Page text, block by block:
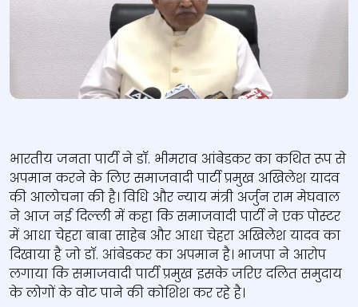
भारतीय जनता पार्टी ने डॉ. भीमराव आंबेडकर का कथित रूप से
अपमान करने के लिए समाजवादी पार्टी प्रमुख अखिलेश यादव
की आलोचना की है। विधि और न्‍याय मंत्री अर्जुन राम मेघवाल
ने आज नई दिल्‍ली में कहा कि समाजवादी पार्टी ने एक पोस्‍टर
में आधा चेहरा बाबा साहेब और आधा चेहरा अखिलेश यादव का
दिखाया है जो डॉ. आंबेडकर का अपमान है। भाजपा ने आरोप
लगाया कि समाजवादी पार्टी प्रमुख इसके जरिए दलित समुदाय
के लोगों के वोट पाने की कोशिश कर रहे है।